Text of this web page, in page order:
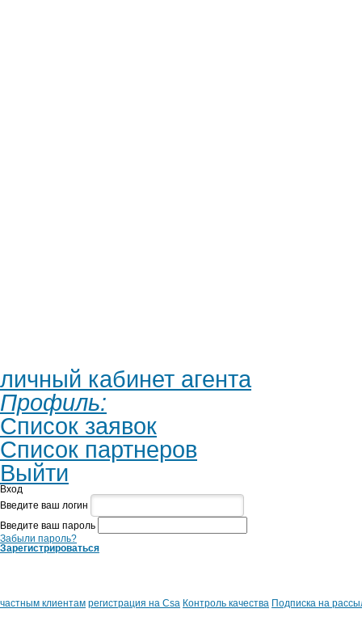
личный кабинет агента
Профиль:
Список заявок
Список партнеров
Выйти
Вход
Введите ваш логин
Введите ваш пароль
Забыли пароль?
Зарегистрироваться
частным клиентам регистрация на Csa Контроль качества Подписка на